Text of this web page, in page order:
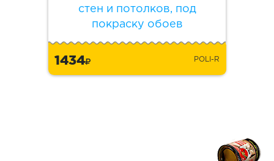
стен и потолков, под
покраску обоев
1434 POLI-R